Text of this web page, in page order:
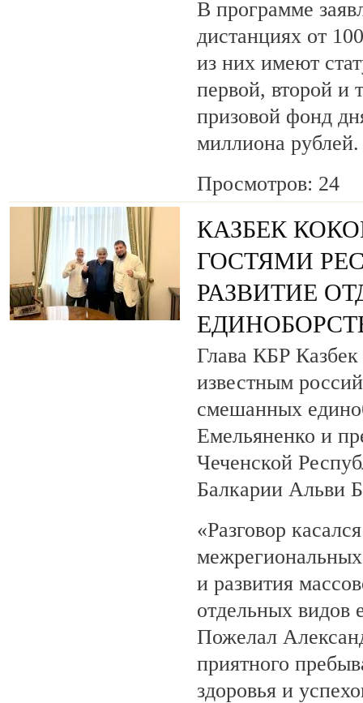
В программе
дистанциях от
из них имеют
первой, второй и
призовой фонд
миллиона рублей.
Просмотров: 24
КАЗБЕК
ГОСТЯМИ
РАЗВИТИЕ
Глава КБР Казбек
известным
смешанных
Емельяненко и
Чеченской
Балкарии Альви
«Разговор
и развития
отдельных видов
Пожелал
приятного
здоровья и